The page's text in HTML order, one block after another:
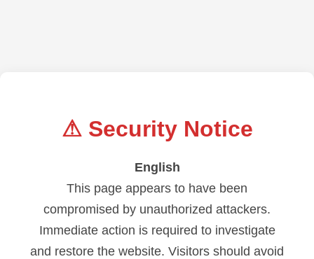
⚠ Security Notice
English
This page appears to have been
compromised by unauthorized attackers.
Immediate action is required to investigate
and restore the website. Visitors should avoid